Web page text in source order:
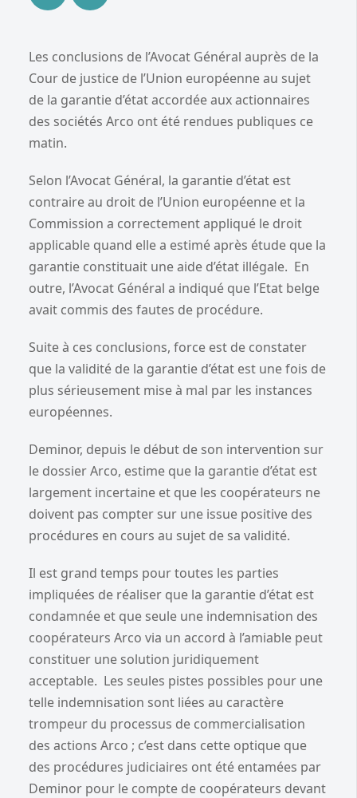
Les conclusions de l’Avocat Général auprès de la
Cour de justice de l’Union européenne au sujet
de la garantie d’état accordée aux actionnaires
des sociétés Arco ont été rendues publiques ce
matin.
Selon l’Avocat Général, la garantie d’état est
contraire au droit de l’Union européenne et la
Commission a correctement appliqué le droit
applicable quand elle a estimé après étude que la
garantie constituait une aide d’état illégale. En
outre, l’Avocat Général a indiqué que l’Etat belge
avait commis des fautes de procédure.
Suite à ces conclusions, force est de constater
que la validité de la garantie d’état est une fois de
plus sérieusement mise à mal par les instances
européennes.
Deminor, depuis le début de son intervention sur
le dossier Arco, estime que la garantie d’état est
largement incertaine et que les coopérateurs ne
doivent pas compter sur une issue positive des
procédures en cours au sujet de sa validité.
Il est grand temps pour toutes les parties
impliquées de réaliser que la garantie d’état est
condamnée et que seule une indemnisation des
coopérateurs Arco via un accord à l’amiable peut
constituer une solution juridiquement
acceptable. Les seules pistes possibles pour une
telle indemnisation sont liées au caractère
trompeur du processus de commercialisation
des actions Arco ; c’est dans cette optique que
des procédures judiciaires ont été entamées par
Deminor pour le compte de coopérateurs devant